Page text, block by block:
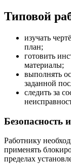
Типовой
изучать
план;
готовить
материалы;
выполнять
заданной
следить за
Безопасность
Работнику
применять
пределах